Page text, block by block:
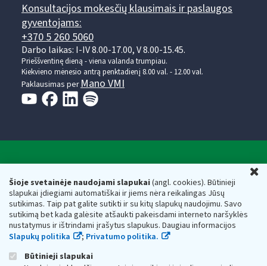
Šioje svetainėje naudojami slapukai(angl. cookies). Būtinieji
slapukai įdiegiami automatiškai ir jiems nėra reikalingas Jūsų
sutikimas. Taip pat galite sutikti ir su kitų slapukų naudojimu. Savo
sutikimą bet kada galėsite atšaukti pakeisdami interneto naršyklės
nustatymus ir ištrindami įrašytus slapukus. Daugiau informacijos
Slapukų politika
; Privatumo politika.
Būtinieji slapukai
Konsultacijos mokesčių klausimais ir paslaugos
gyventojams:
+370 5 260 5060
Darbo laikas: I-IV 8.00-17.00, V 8.00-15.45.
Prieššventinę dieną - viena valanda trumpiau.
Kiekvieno mėnesio antrą penktadienį 8.00 val. - 12.00 val.
Paklausimas per Mano VMI
Respublikos finansų ministerijos
Biudžetinė įstaiga. Juridinio asmens kodas — 188659752,
adresas: Vasario 16-osios g. 14, 01107 Vilnius, Lietuva, el.paštas:
vmi@vmi.lt, E. pristatymo dėžutės adresas 188659752
Duomenys apie Valstybinę mokesčių inspekciją prie Lietuvos
Respublikos finansų ministerijos kaupiami ir saugomi Juridinių